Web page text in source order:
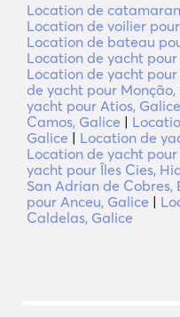
Location de
Location de voilier
Location de bateau
Location de yacht
Location de yacht
de yacht pour Monção,
yacht pour Atios, Galice
Camos, Galice |
Galice | Location de
Location de yacht
yacht pour Îles Cies,
San Adrian de Cobres,
pour Anceu, Galice |
Caldelas, Galice